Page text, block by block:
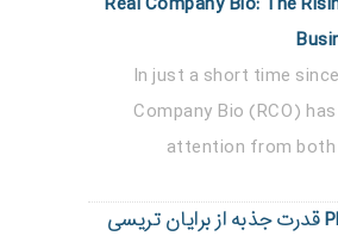
In just a short time
Company Bio (RCO)
attention from both